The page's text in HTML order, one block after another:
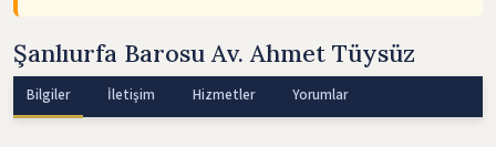
Şanlıurfa Barosu Av. Ahmet Tüysüz
Bilgiler İletişim Hizmetler Yorumlar